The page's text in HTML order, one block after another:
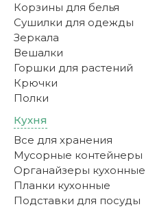
Корзины для белья
Сушилки для одежды
Зеркала
Вешалки
Горшки для растений
Крючки
Полки
Кухня
Все для хранения
Мусорные контейнеры
Органайзеры кухонные
Планки кухонные
Подставки для посуды